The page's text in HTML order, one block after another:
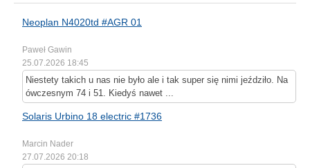
Neoplan N4020td #AGR 01
Paweł Gawin
25.07.2026 18:45
Niestety takich u nas nie było ale i tak super się nimi jeździło. Na
ówczesnym 74 i 51. Kiedyś nawet ...
Solaris Urbino 18 electric #1736
Marcin Nader
27.07.2026 20:18